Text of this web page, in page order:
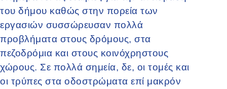
του δήμου καθώς στην πορεία των
εργασιών συσσώρευσαν πολλά
προβλήματα στους δρόμους, στα
πεζοδρόμια και στους κοινόχρηστους
χώρους. Σε πολλά σημεία, δε, οι τομές και
οι τρύπες στα οδοστρώματα επί μακρόν